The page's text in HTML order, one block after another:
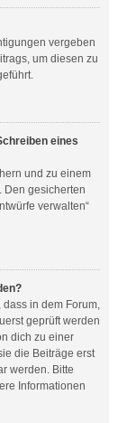
vergeben
um diesen zu
eines
und zu einem
Den gesicherten
verwalten“
in dem Forum,
geprüft werden
dich zu einer
die Beiträge erst
werden. Bitte
Informationen